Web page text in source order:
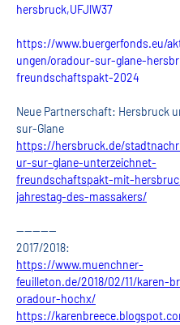
hersbruck,UFJlW37
https://www.buergerfonds.eu/
ungen/oradour-sur-glane-
freundschaftspakt-2024
Neue Partnerschaft: Hersbruck
sur-Glane
https://hersbruck.de/
ur-sur-glane-unterzeichnet-
freundschaftspakt-mit-
jahrestag-des-massakers/
----------
2017/2018:
https://www.muenchner-
feuilleton.de/2018/02/11/karen-
oradour-hochx/
https://